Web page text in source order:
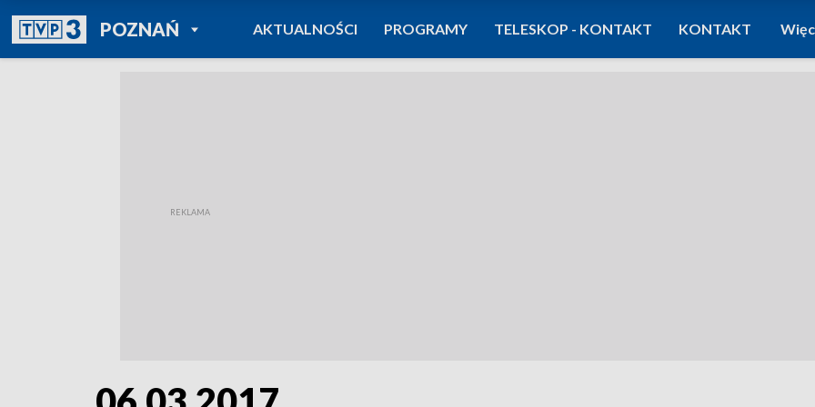
POZNAŃPOWRÓT DO
TVP REGIONY
AKTUALNOŚCI PROGRAMY TELESKOP - KONTAKT KONTAKT